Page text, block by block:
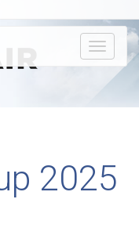
2025